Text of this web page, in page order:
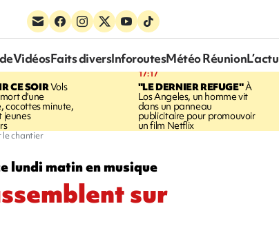
VidéosFaits diversInforoutesMétéo Réunion
CE SOIRVols
d'une
cocottes minute,
jeunes
17:17
"LE DERNIER REFUGE"À
Los Angeles, un homme vit
dans un panneau
publicitaire pour promouvoir
un film Netflix
le chantier
lundi matin en musique
sur